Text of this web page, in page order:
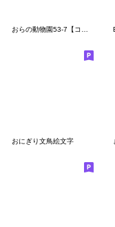
おらの動物園53-7【コザクラインコ4】
おにぎり文鳥絵文字